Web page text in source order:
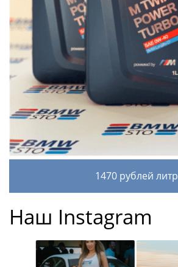
1470 рублей литр
Наш Instagram